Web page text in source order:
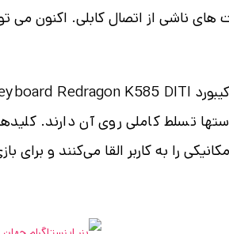
ناشی از اتصال کابلی. اکنون می
تسلط کاملی روی آن دارند.
را به کاربر القا می‌کنند و